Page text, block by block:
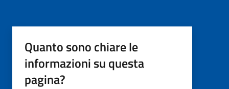
Quanto sono chiare le
informazioni su questa
pagina?